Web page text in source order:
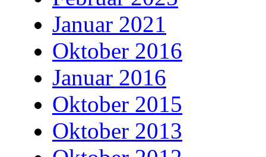
Januar 2021
Oktober 2016
Januar 2016
Oktober 2015
Oktober 2013